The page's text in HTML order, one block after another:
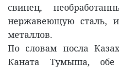
свинец,
нержавеющую сталь,
металлов.
По словам посла
Каната Тумыша, обе